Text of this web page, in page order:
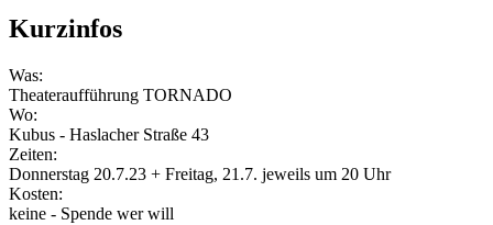
Kurzinfos
Was:
Theateraufführung TORNADO
Wo:
Kubus - Haslacher Straße 43
Zeiten:
Donnerstag 20.7.23 + Freitag, 21.7. jeweils um 20 Uhr
Kosten:
keine - Spende wer will